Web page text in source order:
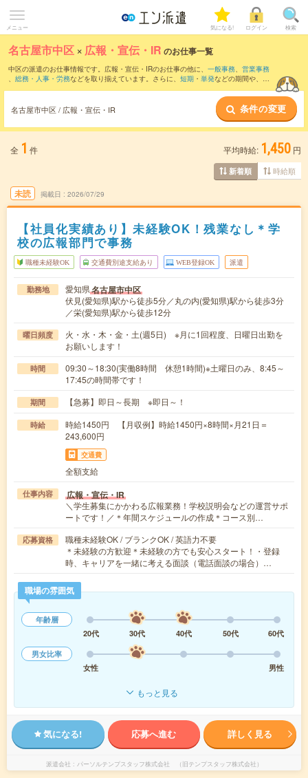
メニュー 気になる! ログイン 検索
名古屋市中区 × 広報・宣伝・IR のお仕事一覧
中区の派遣のお仕事情報です。広報・宣伝・IRのお仕事の他に、 一般事務、 営業事務
、 総務・人事・労務などを取り揃えています。さらに、 短期 ・ 単発などの期間や、 職
名古屋市中区 / 広報・宣伝・IR 条件の変更
全 1 件 平均時給: 1,450 円
新着順 時給順
未読 掲載日 2026/07/29
【社員化実績あり】未経験OK！残業なし＊学
校の広報部門で事務
職種未経験OK 交通費別途支給あり WEB登録OK 派遣
勤務地 愛知県名古屋市中区
伏見(愛知県)駅から徒歩5分／丸の内(愛知県)駅から徒歩3分
／栄(愛知県)駅から徒歩12分
曜日頻度
火・水・木・金・土(週5日) ※月に1回程度、日曜日出勤を
お願いします！
時間
09:30～18:30(実働8時間 休憩1時間)※土曜日のみ、8:45～
17:45の時間帯です！
期間 【急募】即日～長期 ※即日～！
時給
時給1450円 【月収例】時給1450円×8時間×月21日＝
243,600円
交通費
全額支給
仕事内容 広報・宣伝・IR
＼学生募集にかかわる広報業務！学校説明会などの運営サポ
ートです！／＊年間スケジュールの作成＊コース別…
応募資格
職種未経験OK / ブランクOK / 英語力不要
＊未経験の方歓迎＊未経験の方でも安心スタート！・登録
時、キャリアを一緒に考える面談（電話面談の場合）…
職場の雰囲気
年齢層
20代
30代 40代 50代
60代
男女比率
女性
男性
もっと見る
気になる! 応募へ進む 詳しく見る
派遣会社 パーソルテンプスタッフ株式会社 （旧テンプスタッフ株式会社）